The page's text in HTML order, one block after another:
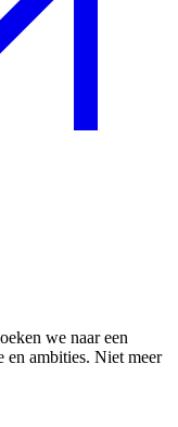
we naar een
en ambities. Niet meer